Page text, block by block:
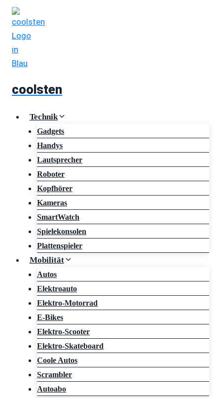
Zum
Inhalt
springen
coolsten
Technik
Gadgets
Handys
Lautsprecher
Roboter
Kopfhörer
Kameras
SmartWatch
Spielekonsolen
Plattenspieler
Mobilität
Autos
Elektroauto
Elektro-Motorrad
E-Bikes
Elektro-Scooter
Elektro-Skateboard
Coole Autos
Scrambler
Autoabo